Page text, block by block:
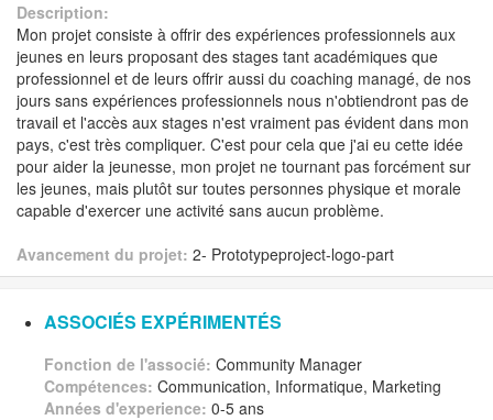
Description:
Mon projet consiste à offrir des expériences professionnels aux
jeunes en leurs proposant des stages tant académiques que
professionnel et de leurs offrir aussi du coaching managé, de nos
jours sans expériences professionnels nous n'obtiendront pas de
travail et l'accès aux stages n'est vraiment pas évident dans mon
pays, c'est très compliquer. C'est pour cela que j'ai eu cette idée
pour aider la jeunesse, mon projet ne tournant pas forcément sur
les jeunes, mais plutôt sur toutes personnes physique et morale
capable d'exercer une activité sans aucun problème.
Avancement du projet: 2- Prototypeproject-logo-part
ASSOCIÉS EXPÉRIMENTÉS
Fonction de l'associé: Community Manager
Compétences: Communication, Informatique, Marketing
Années d'experience: 0-5 ans